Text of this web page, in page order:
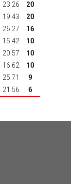
23:26
20
19:43
20
26:27
16
15:42
10
20:57
10
16:62
10
25:71
9
21:56 6